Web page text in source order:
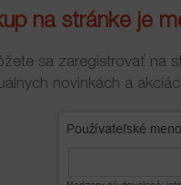
na stránke je
sa zaregistrovať na
novinkách a